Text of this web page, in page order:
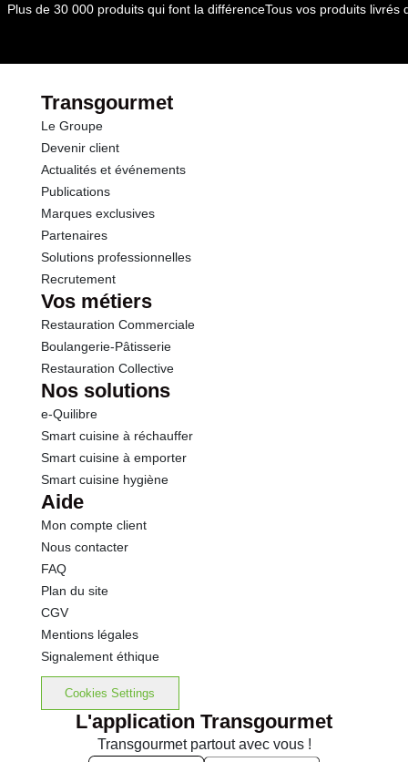
Plus de 30 000 produits qui font la différenceTous vos produits livrés
Transgourmet
Le Groupe
Devenir client
Actualités et événements
Publications
Marques exclusives
Partenaires
Solutions professionnelles
Recrutement
Vos métiers
Restauration Commerciale
Boulangerie-Pâtisserie
Restauration Collective
Nos solutions
e-Quilibre
Smart cuisine à réchauffer
Smart cuisine à emporter
Smart cuisine hygiène
Aide
Mon compte client
Nous contacter
FAQ
Plan du site
CGV
Mentions légales
Signalement éthique
Cookies Settings
L'application Transgourmet
Transgourmet partout avec vous !